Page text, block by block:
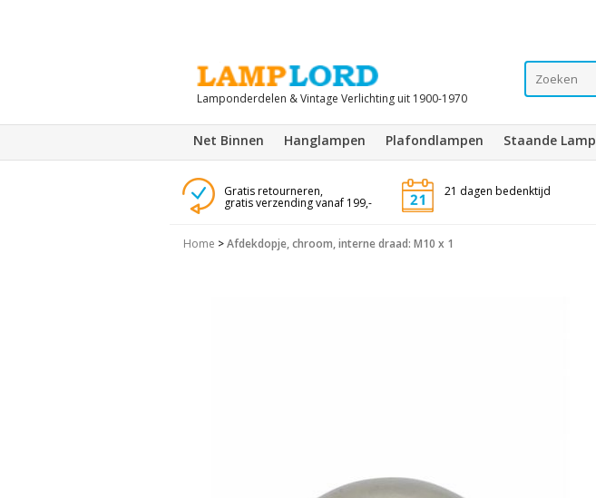
Lamponderdelen & Vintage Verlichting uit 1900-1970
Net Binnen Hanglampen Plafondlampen Staande Lamp
Gratis retourneren,
gratis verzending vanaf 199,-
21 dagen bedenktijd
Home >Afdekdopje, chroom, interne draad: M10 x 1